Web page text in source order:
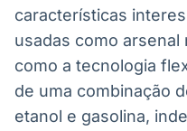
características
usadas como arsenal
como a tecnologia
de uma combinação
etanol e gasolina,